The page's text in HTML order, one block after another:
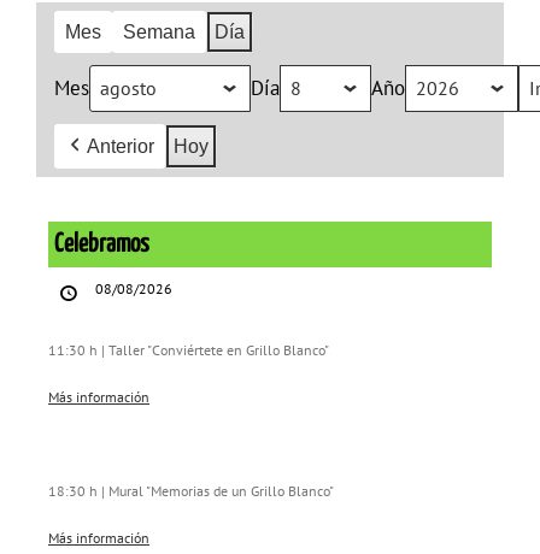
Mes Semana Día
Mes Día Año
Anterior Hoy
Celebramos
08/08/2026
11:30 h | Taller "Conviértete en Grillo Blanco"
Más información
18:30 h | Mural "Memorias de un Grillo Blanco"
Más información